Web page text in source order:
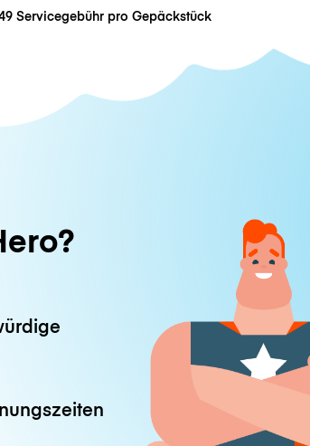
Servicegebühr pro Gepäckstück